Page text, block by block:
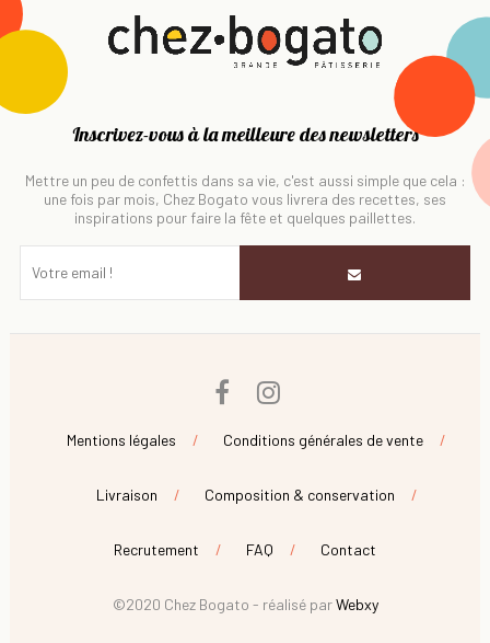
Inscrivez-vous à la meilleure des newsletters
Mettre un peu de confettis dans sa vie, c'est aussi simple que cela :
une fois par mois, Chez Bogato vous livrera des recettes, ses
inspirations pour faire la fête et quelques paillettes.
Facebook
Mentions légales Conditions générales de vente
Livraison Composition & conservation
Recrutement FAQ Contact
©2020 Chez Bogato - réalisé parWebxy